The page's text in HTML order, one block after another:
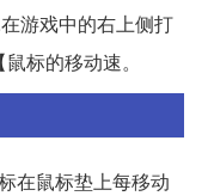
游戏中的右上侧打
标的移动速。
在鼠标垫上每移动